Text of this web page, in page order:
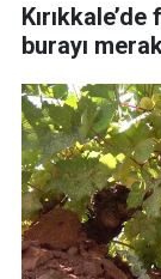
burayı